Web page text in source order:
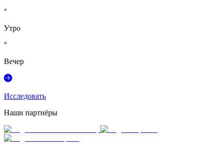
°
Утро
°
Вечер
Исследовать
Наши партнёры